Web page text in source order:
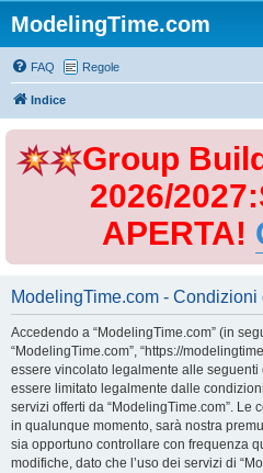
ModelingTime.com
FAQ Regole
Indice
Group
2026/
APERTA!
ModelingTime.com - Condizioni
Accedendo a “ModelingTime.com” (in
“ModelingTime.com”, “https://
essere vincolato legalmente alle seguenti
essere limitato legalmente dalle
servizi offerti da “ModelingTime.com”. Le
in qualunque momento, sarà nostra
sia opportuno controllare con frequenza
modifiche, dato che l’uso dei servizi di